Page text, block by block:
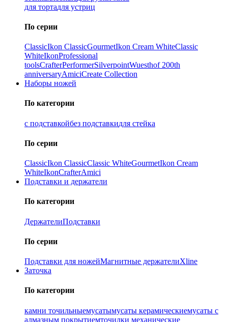
для тортадля устриц
По серии
ClassicIkon ClassiсGourmetIkon Cream WhiteClassic
WhiteIkonProfessional
toolsCrafterPerformerSilverpointWuesthof 200th
anniversaryAmiciCreate Collection
Наборы ножей
По категории
с подставкойбез подставкидля стейка
По серии
ClassicIkon ClassiсClassic WhiteGourmetIkon Cream
WhiteIkonCrafterAmici
Подставки и держатели
По категории
ДержателиПодставки
По серии
Подставки для ножейМагнитные держателиXline
Заточка
По категории
камни точильныемусатымусаты керамическиемусаты с
алмазным покрытиемточилки механические